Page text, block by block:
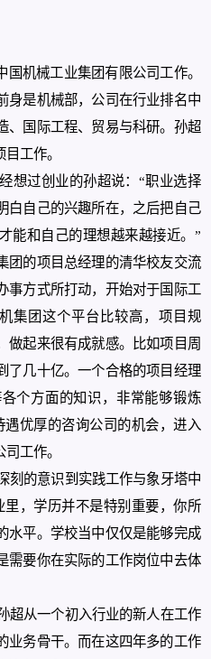
机械工业集团有限公司工作。
身是机械部，公司在行业排名中
、国际工程、贸易与科研。孙超
工作。
想过创业的孙超说：“职业选择
白自己的兴趣所在，之后把自己
能和自己的理想越来越接近。”
团的项目总经理的清华校友交流
事方式所打动，开始对于国际工
集团这个平台比较高，项目规
做起来很有成就感。比如项目周
了几十亿。一个合格的项目经理
个方面的知识，非常能够锻炼
优厚的咨询公司的机会，进入
工作。
刻的意识到实践工作与象牙塔中
，学历并不是特别重要，你所
水平。学校当中仅仅是能够完成
需要你在实际的工作岗位中去体
超从一个初入行业的新人在工作
业务骨干。而在这四年多的工作